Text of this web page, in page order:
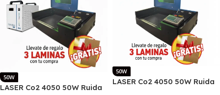
50W
LASER Co2 4050 50W Ruida
50W
LASER Co2 4050 50W Ruida